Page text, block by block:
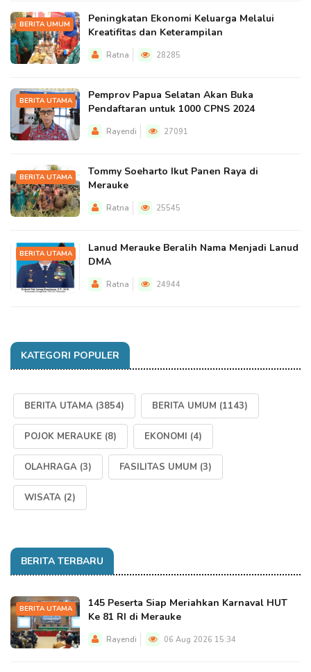
BERITA UMUM
Peningkatan Ekonomi Keluarga Melalui
Kreatifitas dan Keterampilan
Ratna 28285
BERITA UTAMA
Pemprov Papua Selatan Akan Buka
Pendaftaran untuk 1000 CPNS 2024
Rayendi 27091
BERITA UTAMA
Tommy Soeharto Ikut Panen Raya di
Merauke
Ratna 25545
BERITA UTAMA
Lanud Merauke Beralih Nama Menjadi Lanud
DMA
Ratna 24944
KATEGORI POPULER
BERITA UTAMA (3854) BERITA UMUM (1143)
POJOK MERAUKE (8) EKONOMI (4)
OLAHRAGA (3) FASILITAS UMUM (3)
WISATA (2)
BERITA TERBARU
BERITA UTAMA
145 Peserta Siap Meriahkan Karnaval HUT
Ke 81 RI di Merauke
Rayendi 06 Aug 2026 15:34